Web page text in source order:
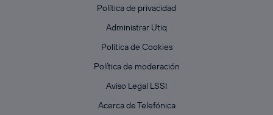
Política de privacidad
Administrar Utiq
Política de Cookies
Política de moderación
Aviso Legal LSSI
Acerca de Telefónica